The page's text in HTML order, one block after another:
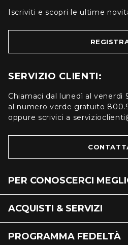
Iscriviti e scopri le ultime
SERVIZIO CLIENTI:
Chiamaci dal lunedì al venerdì
al numero verde gratuito
oppure scrivici a
PER CONOSCERCI
ACQUISTI & SERVIZI
PROGRAMMA FEDELTÀ